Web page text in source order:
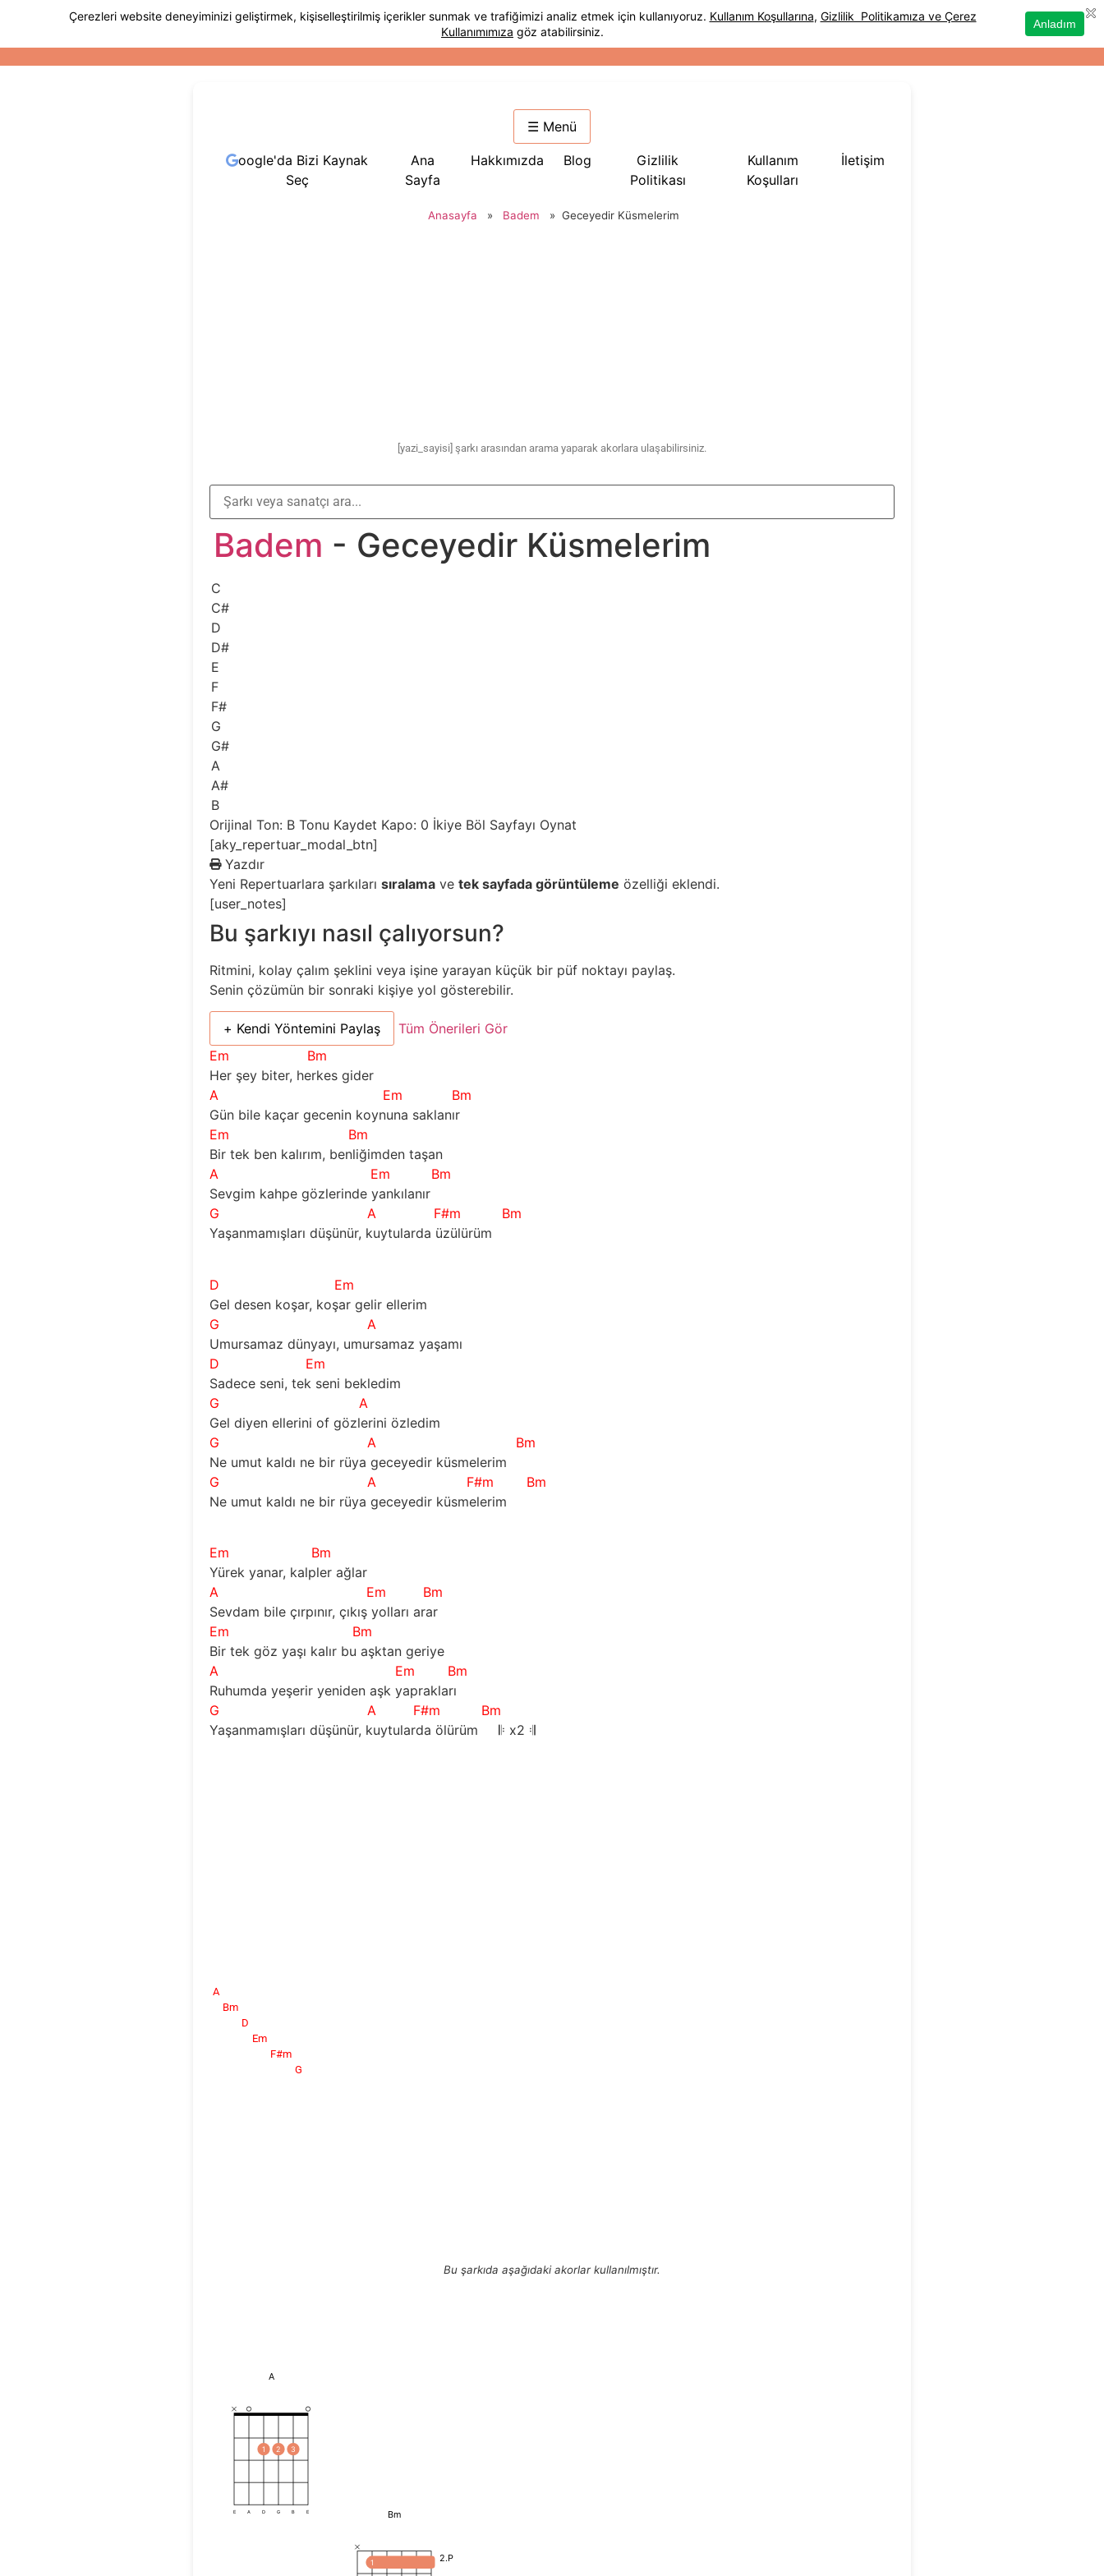
☰ Menü
oogle'da Bizi Kaynak
Seç
Ana
Sayfa
Hakkımızda Blog
Gizlilik
Politikası
Kullanım
Koşulları
İletişim
Anasayfa » Badem » Geceyedir Küsmelerim
[yazi_sayisi] şarkı arasından arama yaparak akorlara ulaşabilirsiniz.
Badem - Geceyedir Küsmelerim
C
C#
D
D#
E
F
F#
G
G#
A
A#
B
Orijinal Ton: BTonu Kaydet Kapo: 0 İkiye Böl Sayfayı Oynat
[aky_repertuar_modal_btn]
Yazdır
Yeni Repertuarlara şarkılarısıralama vetek sayfada görüntüleme özelliği eklendi.
[user_notes]
Bu şarkıyı nasıl çalıyorsun?
Ritmini, kolay çalım şeklini veya işine yarayan küçük bir püf noktayı paylaş.
Senin çözümün bir sonraki kişiye yol gösterebilir.
+ Kendi Yöntemini Paylaş
Tüm Önerileri Gör
Em
Bm
Her şey biter, herkes gider
A
Em
Bm
Gün bile kaçar gecenin koynuna saklanır
Em
Bm
Bir tek ben kalırım, benliğimden taşan
A
Em
Bm
Sevgim kahpe gözlerinde yankılanır
G
A F#m
Bm
Yaşanmamışları düşünür, kuytularda üzülürüm
D
Em
Gel desen koşar, koşar gelir ellerim
G
A
Umursamaz dünyayı, umursamaz yaşamı
D
Em
Sadece seni, tek seni bekledim
G
A
Gel diyen ellerini of gözlerini özledim
G
A
Bm
Ne umut kaldı ne bir rüya geceyedir küsmelerim
G
A F#m
Bm
Ne umut kaldı ne bir rüya geceyedir küsmelerim
Em
Bm
Yürek yanar, kalpler ağlar
A
Em
Bm
Sevdam bile çırpınır, çıkış yolları arar
Em
Bm
Bir tek göz yaşı kalır bu aşktan geriye
A
Em
Bm
Ruhumda yeşerir yeniden aşk yaprakları
G
A F#m
Bm
Yaşanmamışları düşünür, kuytularda ölürüm 𝄆 x2 𝄇
A
Bm
D
Em
F#m
G
Bu şarkıda aşağıdaki akorlar kullanılmıştır.
A
1 2 3
E A D G B E Bm
2.P
1